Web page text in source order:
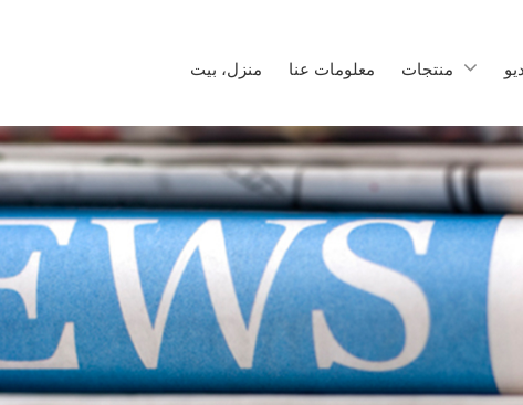
منزل، بيت معلومات عنا منتجات